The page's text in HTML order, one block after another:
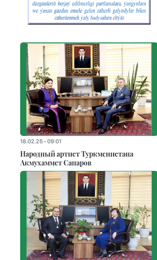
18.02.25 - 09:01
Народный артист Туркменистана
Акмухаммет Сапаров